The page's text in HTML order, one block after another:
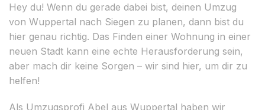
Hey du! Wenn du gerade dabei bist, deinen Umzug
von Wuppertal nach Siegen zu planen, dann bist du
hier genau richtig. Das Finden einer Wohnung in einer
neuen Stadt kann eine echte Herausforderung sein,
aber mach dir keine Sorgen – wir sind hier, um dir zu
helfen!
Als Umzugsprofi Abel aus Wuppertal haben wir